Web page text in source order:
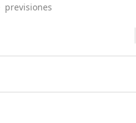
previsiones